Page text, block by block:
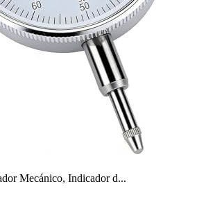
Mecánico, Indicador d...